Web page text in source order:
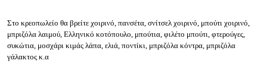
Στο κρεοπωλείο θα βρείτε χοιρινό, πανσέτα, σνίτσελ χοιρινό, μπούτι χοιρινό,
μπριζόλα λαιμού, Ελληνικό κοτόπουλο, μπούτια, φιλέτο μπούτι, φτερούγες,
συκώτια, μοσχάρι κιμάς λάπα, ελιά, ποντίκι, μπριζόλα κόντρα, μπριζόλα
γάλακτος κ.α